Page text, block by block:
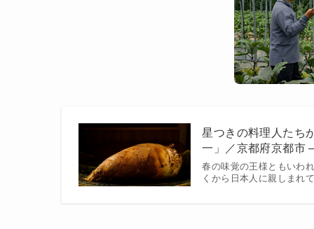
星つきの料理人たち
一」／京都府京都市
春の味覚の王様ともいわ
くから日本人に親しまれ